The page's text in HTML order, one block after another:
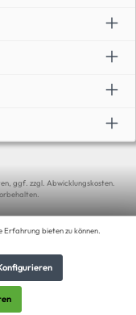
ggf. zzgl. Abwicklungskosten.
Erfahrung bieten zu können.